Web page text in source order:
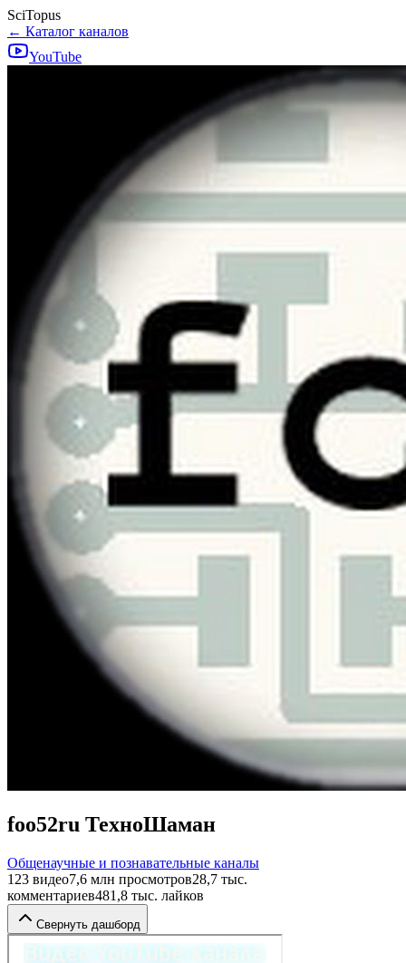
SciTopus
← Каталог каналов
YouTube
foo52ru ТехноШаман
Общенаучные и познавательные каналы
123 видео7,6 млн просмотров28,7 тыс.
комментариев481,8 тыс. лайков
Свернуть дашборд